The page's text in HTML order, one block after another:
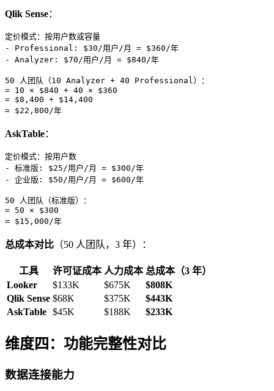
Qlik Sense：
定价模式：按用户数或容量
- Professional: $30/用户/月 = $360/年
- Analyzer: $70/用户/月 = $840/年
50 人团队（10 Analyzer + 40 Professional）：
= 10 × $840 + 40 × $360
= $8,400 + $14,400
AskTable：
定价模式：按用户数
- 标准版: $25/用户/月 = $300/年
- 企业版: $50/用户/月 = $600/年
50 人团队（标准版）：
= 50 × $300
总成本对比 （50 人团队，3 年）：
工具 许可证成本 人力成本 总成本（3 年）
Looker
$133K $675K
$808K
Qlik Sense $68K $375K
$443K
AskTable $45K $188K $233K
维度四：功能完整性对比
数据连接能力